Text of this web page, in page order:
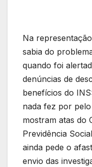
Na
sabia do
quando foi
denúncias de
benefícios do
nada fez por
mostram atas do
Previdência
ainda pede o
envio das